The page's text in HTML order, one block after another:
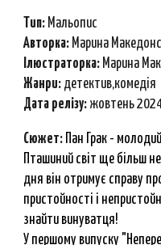
Тип: Мальопис
Авторка: Марина
Ілюстраторка: Марина
Жанри: детектив,комедія
Дата релізу: жовтень
Сюжет:
Пан Грак -
Пташиний світ ще більш
дня він отримує справу
пристойності і
знайти винуватця!
У першому випуску